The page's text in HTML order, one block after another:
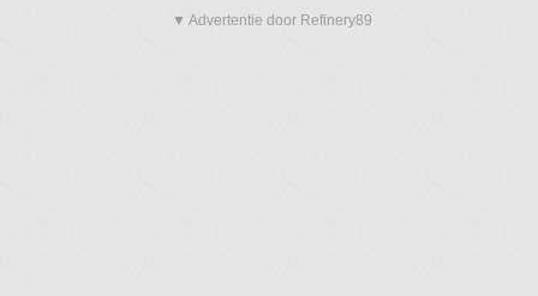
▼ Advertentie door Refinery89